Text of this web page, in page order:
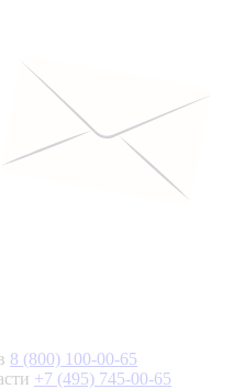
8 (800) 100-00-65
+7 (495) 745-00-65